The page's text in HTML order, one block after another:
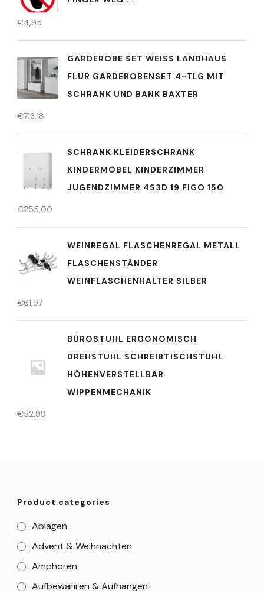
€4,95
GARDEROBE SET WEISS LANDHAUS F
LUR GARDEROBENSET 4-TLG MIT S
CHRANK UND BANK BAXTER
€713,18
SCHRANK KLEIDERSCHRANK
KINDERMÖBEL KINDERZIMMER
JUGENDZIMMER 4S3D 19 FIGO 150
€255,00
WEINREGAL FLASCHENREGAL METALL
FLASCHENSTÄNDER
WEINFLASCHENHALTER SILBER
€61,97
BÜROSTUHL ERGONOMISCH
DREHSTUHL SCHREIBTISCHSTUHL
HÖHENVERSTELLBAR
WIPPENMECHANIK
€52,99
Product categories
Ablagen
Advent & Weihnachten
Amphoren
Aufbewahren & Aufhängen